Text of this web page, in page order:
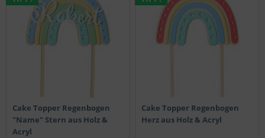
Cake Topper Regenbogen
"Name" Stern aus Holz &
Acryl
Cake Topper Regenbogen
Herz aus Holz & Acryl